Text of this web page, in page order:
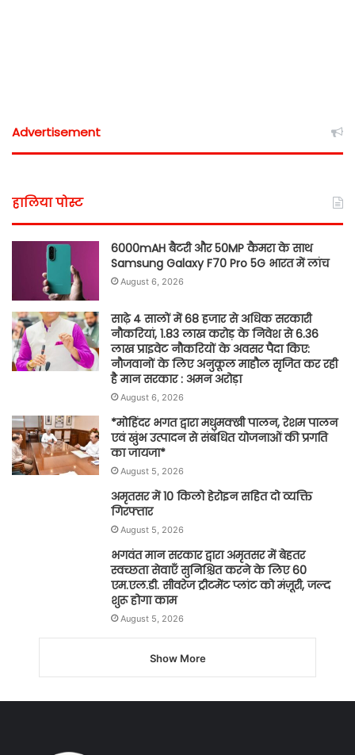
Advertisement
हालिया पोस्ट
6000mAH बैटरी और 50MP कैमरा के साथ
Samsung Galaxy F70 Pro 5G भारत में लांच
August 6, 2026
साढ़े 4 सालों में 68 हजार से अधिक सरकारी
नौकरियां, 1.83 लाख करोड़ के निवेश से 6.36
लाख प्राइवेट नौकरियों के अवसर पैदा किए:
नौजवानों के लिए अनुकूल माहौल सृजित कर रही
है मान सरकार : अमन अरोड़ा
August 6, 2026
*मोहिंदर भगत द्वारा मधुमक्खी पालन, रेशम पालन
एवं खुंभ उत्पादन से संबंधित योजनाओं की प्रगति
का जायजा*
August 5, 2026
अमृतसर में 10 किलो हेरोइन सहित दो व्यक्ति
गिरफ्तार
August 5, 2026
भगवंत मान सरकार द्वारा अमृतसर में बेहतर
स्वच्छता सेवाएँ सुनिश्चित करने के लिए 60
एम.एल.डी. सीवरेज ट्रीटमेंट प्लांट को मंज़ूरी, जल्द
शुरू होगा काम
August 5, 2026
Show More